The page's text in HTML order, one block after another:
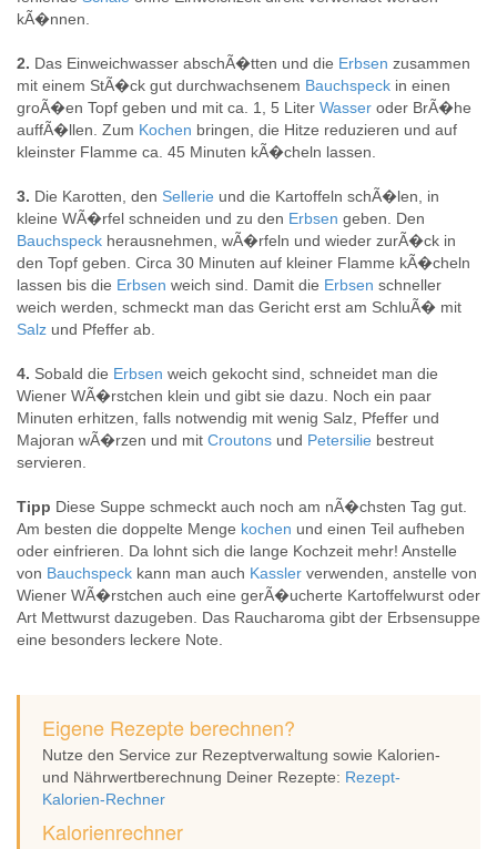
kÃ�nnen.
2. Das Einweichwasser abschÃ�tten und die Erbsen zusammen
mit einem StÃ�ck gut durchwachsenem Bauchspeck in einen
groÃ�en Topf geben und mit ca. 1, 5 Liter Wasser oder BrÃ�he
auffÃ�llen. Zum Kochen bringen, die Hitze reduzieren und auf
kleinster Flamme ca. 45 Minuten kÃ�cheln lassen.
3. Die Karotten, den Sellerie und die Kartoffeln schÃ�len, in
kleine WÃ�rfel schneiden und zu den Erbsen geben. Den
Bauchspeck herausnehmen, wÃ�rfeln und wieder zurÃ�ck in
den Topf geben. Circa 30 Minuten auf kleiner Flamme kÃ�cheln
lassen bis die Erbsen weich sind. Damit die Erbsen schneller
weich werden, schmeckt man das Gericht erst am SchluÃ� mit
Salz und Pfeffer ab.
4. Sobald die Erbsen weich gekocht sind, schneidet man die
Wiener WÃ�rstchen klein und gibt sie dazu. Noch ein paar
Minuten erhitzen, falls notwendig mit wenig Salz, Pfeffer und
Majoran wÃ�rzen und mit Croutons und Petersilie bestreut
servieren.
Tipp Diese Suppe schmeckt auch noch am nÃ�chsten Tag gut.
Am besten die doppelte Menge kochen und einen Teil aufheben
oder einfrieren. Da lohnt sich die lange Kochzeit mehr! Anstelle
von Bauchspeck kann man auch Kassler verwenden, anstelle von
Wiener WÃ�rstchen auch eine gerÃ�ucherte Kartoffelwurst oder
Art Mettwurst dazugeben. Das Raucharoma gibt der Erbsensuppe
eine besonders leckere Note.
Eigene Rezepte berechnen?
Nutze den Service zur Rezeptverwaltung sowie Kalorien-
und Nährwertberechnung Deiner Rezepte: Rezept-
Kalorien-Rechner
Kalorienrechner